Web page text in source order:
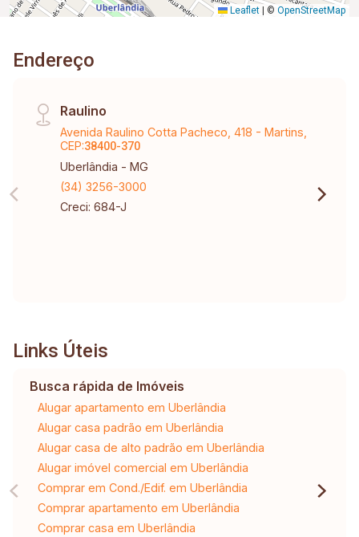
Leaflet © OpenStreetMap
Endereço
Raulino
Avenida Raulino Cotta Pacheco, 418 - Martins,
CEP:38400-370
Uberlândia - MG
(34) 3256-3000
Creci: 684-J
Links Úteis
Busca rápida de Imóveis
Alugar apartamento em Uberlândia
Alugar casa padrão em Uberlândia
Alugar casa de alto padrão em Uberlândia
Alugar imóvel comercial em Uberlândia
Comprar em Cond./Edif. em Uberlândia
Comprar apartamento em Uberlândia
Comprar casa em Uberlândia